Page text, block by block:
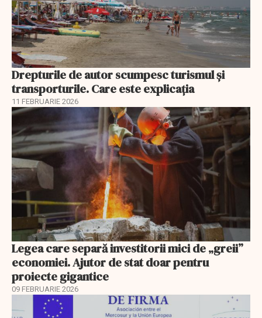
Drepturile de autor scumpesc turismul și
transporturile. Care este explicația
11 FEBRUARIE 2026
Legea care separă investitorii mici de „greii”
economiei. Ajutor de stat doar pentru
proiecte gigantice
09 FEBRUARIE 2026